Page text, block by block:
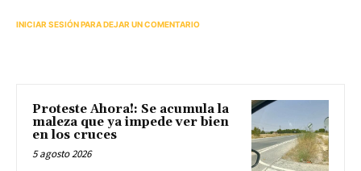
INICIAR SESIÓN PARA DEJAR UN COMENTARIO
Proteste Ahora!: Se acumula la
maleza que ya impede ver bien
en los cruces
5 agosto 2026